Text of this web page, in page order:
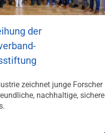
der
zeichnet junge Forscher
nachhaltige, sichere